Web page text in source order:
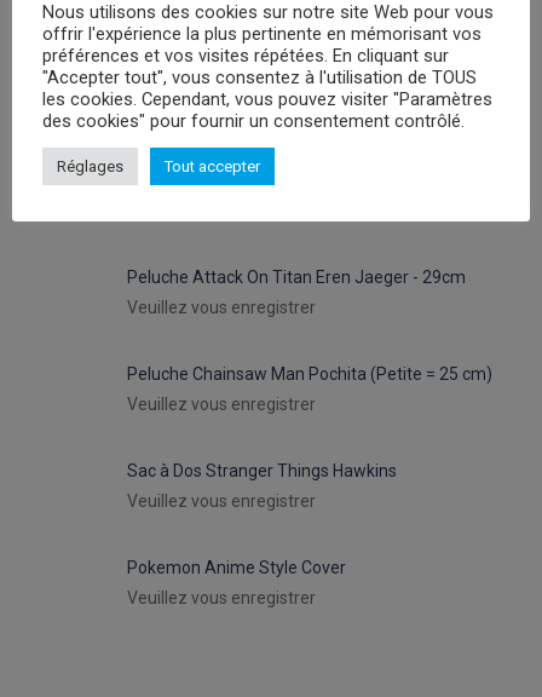
PROMOTIONS
Peluches Hello Kitty Keroppy- 30cm
Veuillez vous enregistrer
Peluche Attack On Titan Levi - 29cm
Peluche Attack On Titan Eren Jaeger - 29cm
Veuillez vous enregistrer
Peluche Chainsaw Man Pochita (Petite = 25 cm)
Veuillez vous enregistrer
Sac à Dos Stranger Things Hawkins
Veuillez vous enregistrer
Pokemon Anime Style Cover
Veuillez vous enregistrer
Nous utilisons des cookies sur notre site Web pour vous
offrir l'expérience la plus pertinente en mémorisant vos
préférences et vos visites répétées. En cliquant sur
"Accepter tout", vous consentez à l'utilisation de TOUS
les cookies. Cependant, vous pouvez visiter "Paramètres
des cookies" pour fournir un consentement contrôlé.
Réglages Tout accepter